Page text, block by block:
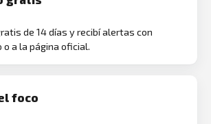
de 14 días y recibí alertas con
a la página oficial.
foco